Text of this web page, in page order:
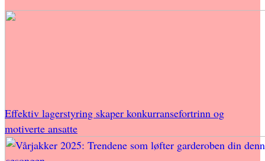
Effektiv lagerstyring skaper konkurransefortrinn og
motiverte ansatte